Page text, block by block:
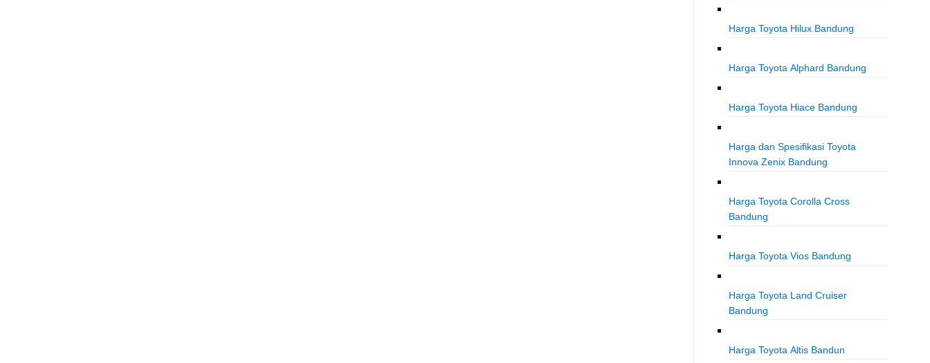
Harga Toyota Hilux Bandung
Harga Toyota Alphard Bandung
Harga Toyota Hiace Bandung
Harga dan Spesifikasi Toyota
Innova Zenix Bandung
Harga Toyota Corolla Cross
Bandung
Harga Toyota Vios Bandung
Harga Toyota Land Cruiser
Bandung
Harga Toyota Altis Bandun